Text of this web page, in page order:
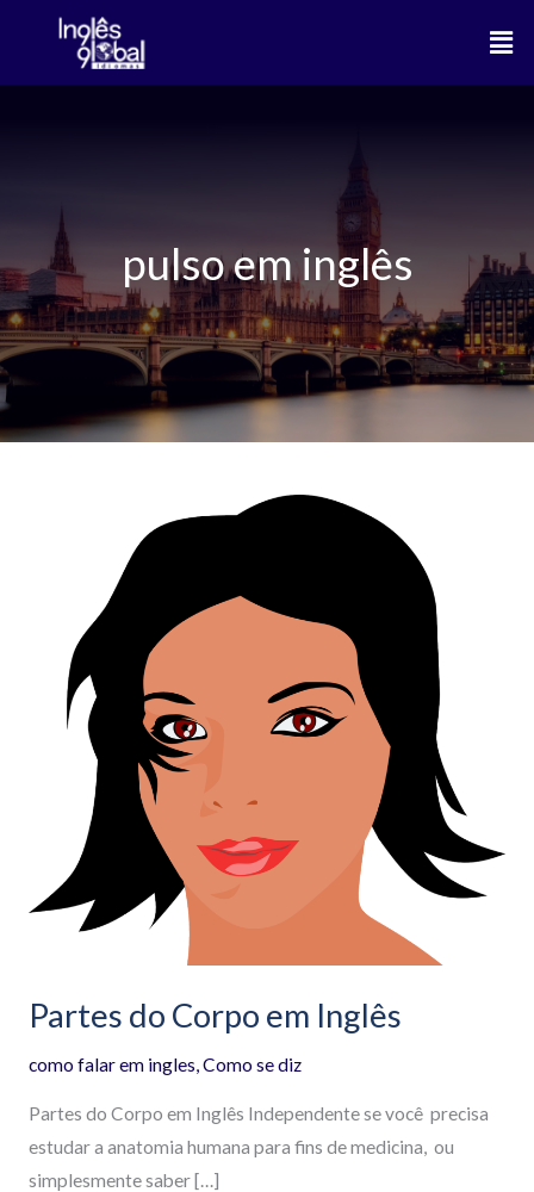
o
pulso em inglês
Partes do Corpo em Inglês
como falar em ingles,Como se diz
Partes do Corpo em Inglês Independente se você precisa
estudar a anatomia humana para fins de medicina, ou
simplesmente saber […]
Inglês